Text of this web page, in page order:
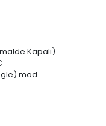
Kapalı)
mod